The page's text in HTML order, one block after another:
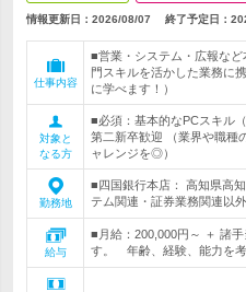
情報更新日：2026/08/07 終了予定日：
仕事内容
■営業・システム・広報な
門スキルを活かした業務に
に学べます！）
対象と
なる方
■必須：基本的なPCスキル
第二新卒歓迎 （業界や職種
ャレンジを◎）
勤務地
■四国銀行本店： 高知県高
テム関連・証券業務関連以
給与
■月給：200,000円～ ＋ 諸
す。 年齢、経験、能力を